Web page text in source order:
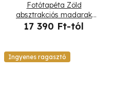
Fotótapéta Zöld
absztrakciós madarak
állatok - Andrea Haase
17 390 Ft-tól
Ingyenes ragasztó